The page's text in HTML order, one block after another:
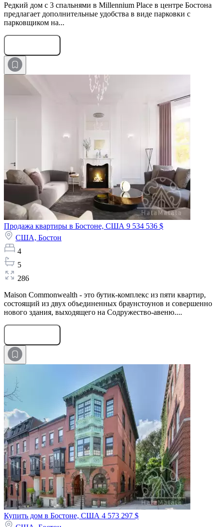
Редкий дом с 3 спальнями в Millennium Place в центре Бостона
предлагает дополнительные удобства в виде парковки с
парковщиком на...
Продажа квартиры в Бостоне, США 9 534 536 $
США, Бостон
4
5
286
Maison Commonwealth - это бутик-комплекс из пяти квартир,
состоящий из двух объединенных браунстоунов и совершенно
нового здания, выходящего на Содружество-авеню....
Купить дом в Бостоне, США 4 573 297 $